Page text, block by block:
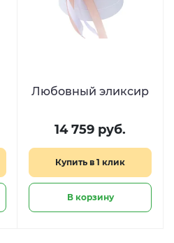
Любовный эликсир
14 759 руб.
Купить в 1 клик
В корзину